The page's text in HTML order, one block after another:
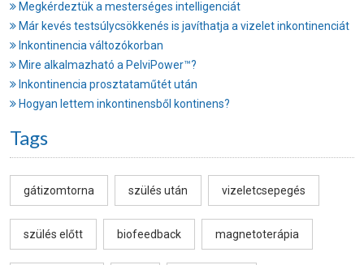
Megkérdeztük a mesterséges intelligenciát
Már kevés testsúlycsökkenés is javíthatja a vizelet inkontinenciát
Inkontinencia változókorban
Mire alkalmazható a PelviPower™?
Inkontinencia prosztataműtét után
Hogyan lettem inkontinensből kontinens?
Tags
gátizomtorna szülés után vizeletcsepegés
szülés előtt biofeedback magnetoterápia